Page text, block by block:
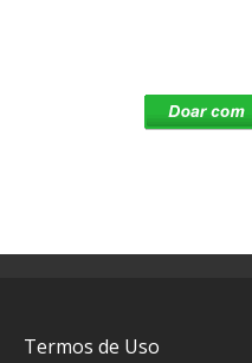
Termos de Uso